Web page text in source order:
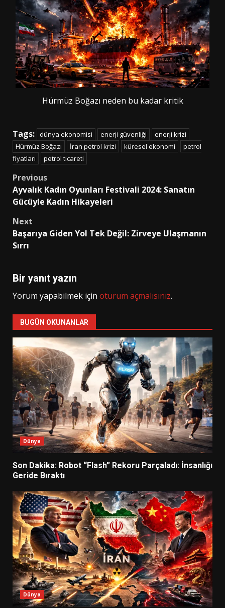
Hürmüz Boğazı neden bu kadar kritik
Tags: dünya ekonomisi enerji güvenliği
enerji krizi
Hürmüz Boğazı
İran petrol krizi küresel ekonomi
petrol
fiyatları
petrol ticareti
Post
navigation
Previous
Ayvalık Kadın Oyunları Festivali 2024: Sanatın
Gücüyle Kadın Hikayeleri
Next
Başarıya Giden Yol Tek Değil: Zirveye Ulaşmanın
Sırrı
Bir yanıt yazın
Yorum yapabilmek için oturum açmalısınız.
BUGÜN OKUNANLAR
Dünya
Son Dakika: Robot “Flash” Rekoru Parçaladı: İnsanlığı
Geride Bıraktı
Dünya